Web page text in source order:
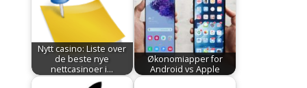
Nytt casino: Liste over
de beste nye
nettcasinoer i…
Økonomiapper for
Android vs Apple